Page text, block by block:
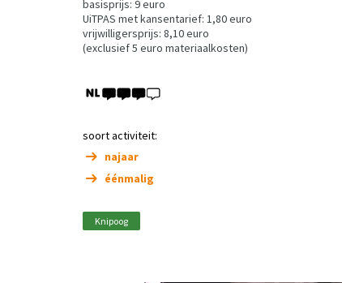
basisprijs: 9 euro
UiTPAS met kansentarief: 1,80 euro
vrijwilligersprijs: 8,10 euro
(exclusief 5 euro materiaalkosten)
soort activiteit:
najaar
éénmalig
Knipoog